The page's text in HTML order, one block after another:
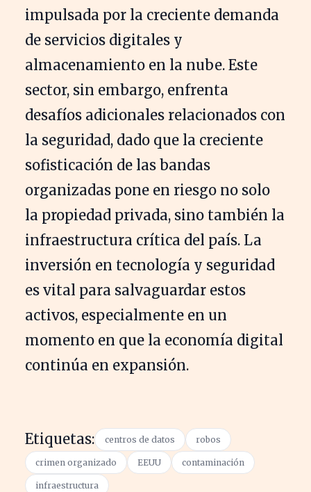
impulsada por la creciente demanda
de servicios digitales y
almacenamiento en la nube. Este
sector, sin embargo, enfrenta
desafíos adicionales relacionados con
la seguridad, dado que la creciente
sofisticación de las bandas
organizadas pone en riesgo no solo
la propiedad privada, sino también la
infraestructura crítica del país. La
inversión en tecnología y seguridad
es vital para salvaguardar estos
activos, especialmente en un
momento en que la economía digital
continúa en expansión.
Etiquetas: centros de datos robos
crimen organizado EEUU contaminación
infraestructura